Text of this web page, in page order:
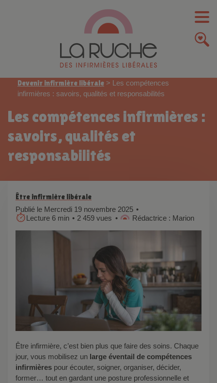
Devenir infirmière libérale > Les compétences
infirmières : savoirs, qualités et responsabilités
Les compétences infirmières :
savoirs, qualités et
responsabilités
Être infirmière libérale
Publié le Mercredi 19 novembre 2025
Lecture 6 min
2 459 vues Rédactrice : Marion
Être infirmière, c’est bien plus que faire des soins. Chaque
jour, vous mobilisez un large éventail de compétences
infirmières pour écouter, soigner, organiser, décider,
former… tout en gardant une posture professionnelle et